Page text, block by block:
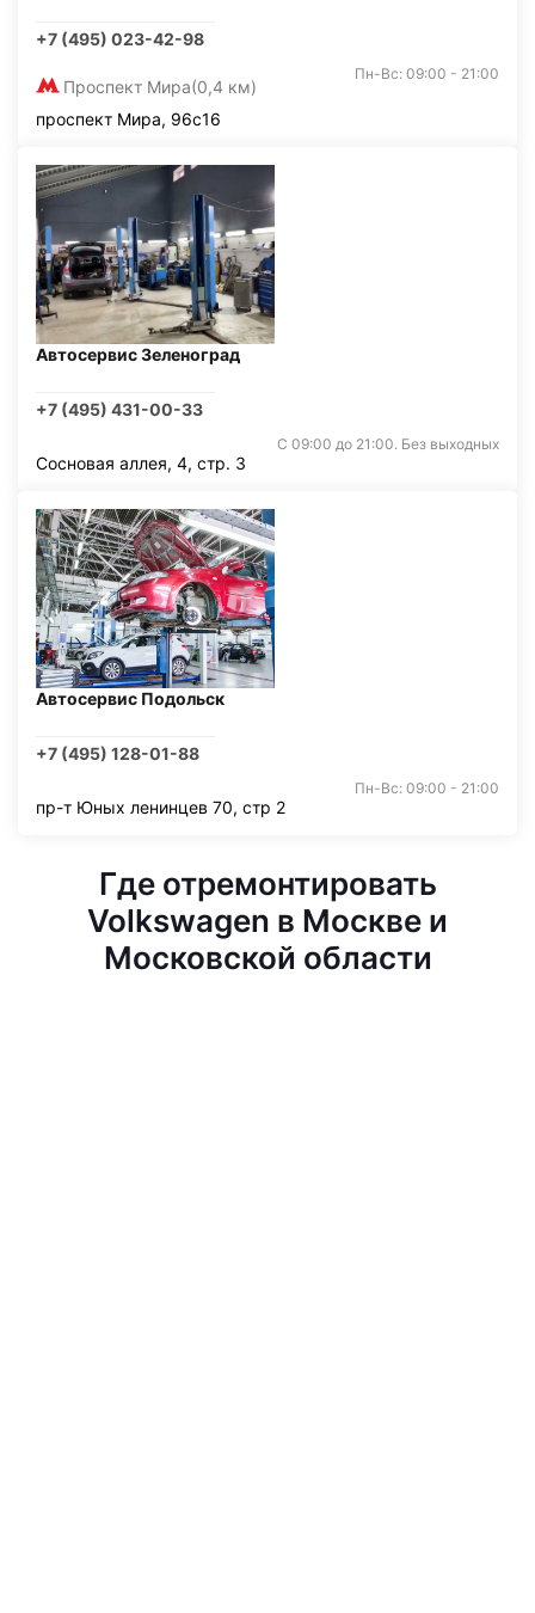
+7 (495) 023-42-98
Проспект Мира(0,4 км)
Пн-Вс: 09:00 - 21:00
проспект Мира, 96с16
Автосервис Зеленоград
+7 (495) 431-00-33
С 09:00 до 21:00. Без выходных
Сосновая аллея, 4, стр. 3
Автосервис Подольск
+7 (495) 128-01-88
Пн-Вс: 09:00 - 21:00
пр-т Юных ленинцев 70, стр 2
Где отремонтировать
Volkswagen в Москве и
Московской области